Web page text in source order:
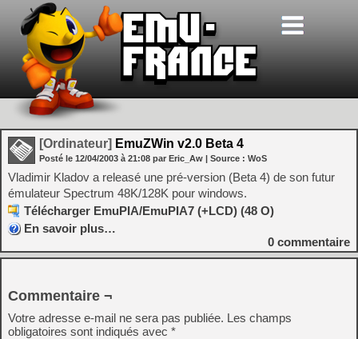
[Ordinateur] EmuZWin v2.0 Beta 4
Posté le 12/04/2003 à 21:08 par Eric_Aw | Source : WoS
Vladimir Kladov a releasé une pré-version (Beta 4) de son futur
émulateur Spectrum 48K/128K pour windows.
Télécharger EmuPIA/EmuPIA7 (+LCD) (48 O)
En savoir plus…
0 commentaire
Commentaire ¬
Votre adresse e-mail ne sera pas publiée. Les champs
obligatoires sont indiqués avec *